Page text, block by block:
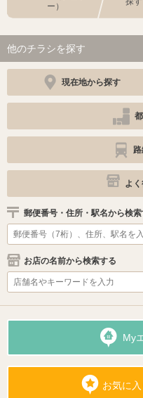
ー）
他のチラシを探す
現在地から探す
よ
郵便番号・住所・駅名から検索
お店の名前から検索する
My
お気に